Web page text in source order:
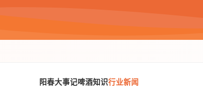
阳春大事记啤酒知识行业新闻